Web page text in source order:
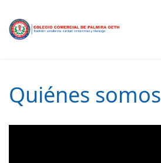
Quiénes somos